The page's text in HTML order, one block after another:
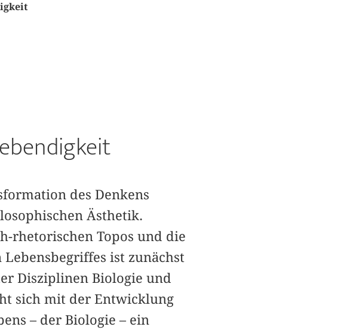
des Denkens
Ästhetik.
rhetorischen Topos und die
ist zunächst
Disziplinen Biologie und
sich mit der Entwicklung
– der Biologie – ein